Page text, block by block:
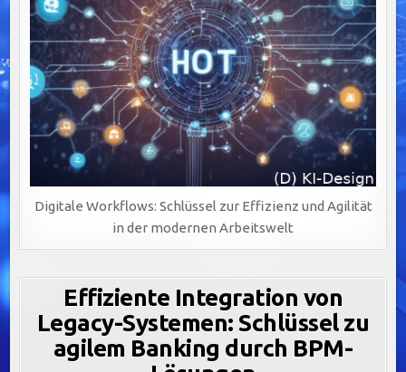
Digitale Workflows: Schlüssel zur Effizienz und Agilität
in der modernen Arbeitswelt
Effiziente Integration von
Legacy-Systemen: Schlüssel zu
agilem Banking durch BPM-